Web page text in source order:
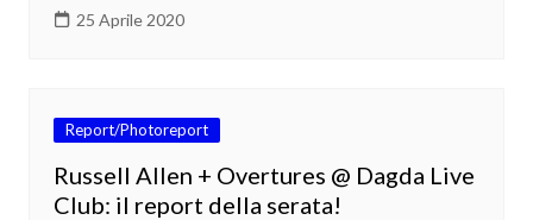
25 Aprile 2020
Report/Photoreport
Russell Allen + Overtures @ Dagda Live
Club: il report della serata!